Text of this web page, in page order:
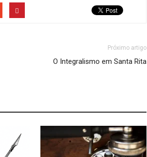
Próximo artigo
O Integralismo em Santa Rita